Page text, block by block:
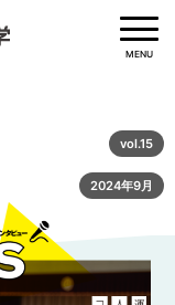
MENU
vol.15
2024年9月